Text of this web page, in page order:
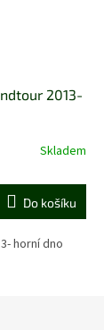
2013-
Skladem
Do košíku
horní dno